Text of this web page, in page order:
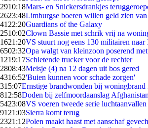
2910:18Mars- en Snickersdrankjes
2623:48Limburgse boeren willen geld zien
41 22:20Guardians of the Galaxy
2510:02Clown Bassie met schrik vrij na
1621:20VS stuurt nog eens 130 militairen naar
6502:32Opa walgt van kleinzoon poserend
1219:17Schietende trucker voor de rechter
2808:43Meisje (4) na 12 dagen uit bos gered
4316:52'Buien kunnen voor schade zorgen'
315:07Ernstige brandwonden bij woningbrand
812:58Doden bij zelfmoordaanslag Afghanistan
5423:08VS voeren tweede serie
91 21:03Sierra komt terug
2321:12Polen maakt haast met aanschaf